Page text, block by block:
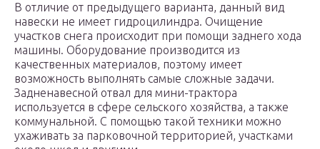
В отличие от предыдущего варианта, данный вид
навески не имеет гидроцилиндра. Очищение
участков снега происходит при помощи заднего хода
машины. Оборудование производится из
качественных материалов, поэтому имеет
возможность выполнять самые сложные задачи.
Задненавесной отвал для мини-трактора
используется в сфере сельского хозяйства, а также
коммунальной. С помощью такой техники можно
ухаживать за парковочной территорией, участками